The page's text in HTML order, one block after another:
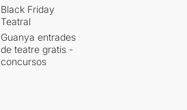
Black Friday
Teatral
Guanya entrades
de teatre gratis -
concursos